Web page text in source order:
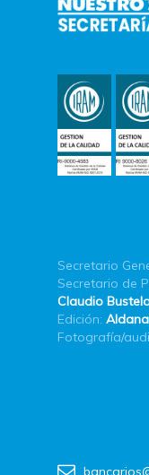
Secretario
Secretario de
Claudio
Edición:
Fotografía/